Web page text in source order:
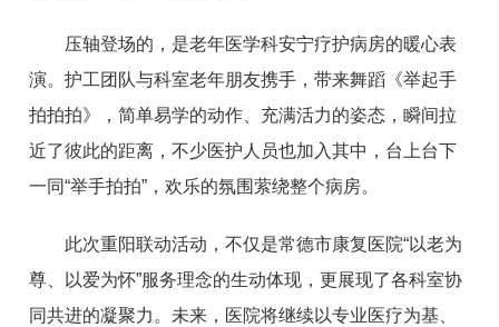
压轴登场的，是老年医学科安宁疗护病房的暖心表
演。护工团队与科室老年朋友携手，带来舞蹈《举起手
拍拍拍》，简单易学的动作、充满活力的姿态，瞬间拉
近了彼此的距离，不少医护人员也加入其中，台上台下
一同“举手拍拍”，欢乐的氛围萦绕整个病房。
此次重阳联动活动，不仅是常德市康复医院“以老为
尊、以爱为怀”服务理念的生动体现，更展现了各科室协
同共进的凝聚力。未来，医院将继续以专业医疗为基、